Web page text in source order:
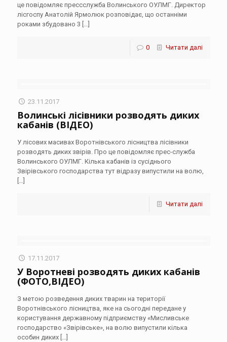
це повідомляє прессслужба Волинського ОУЛМГ. Директор
лісгоспу Анатолій Ярмолюк розповідає, що останніми
роками збудовано 3 […]
0 Читати далі
23.11.2017
Волинські лісівники розводять диких
кабанів (ВІДЕО)
У лісових масивах Воротнівського лісництва лісівники
розводять диких звірів. Про це повідомляє прес-служба
Волинського ОУЛМГ. Кілька кабанів із сусіднього
Звірівського господарства тут відразу випустили на волю,
[…]
Читати далі
17.11.2017
У Воротневі розводять диких кабанів
(ФОТО,ВІДЕО)
З метою розведення диких тварин на території
Воротнівського лісництва, яке на сьогодні передане у
користування державному підприємству «Мисливське
господарство «Звірівське», на волю випустили кілька
особин диких[…]